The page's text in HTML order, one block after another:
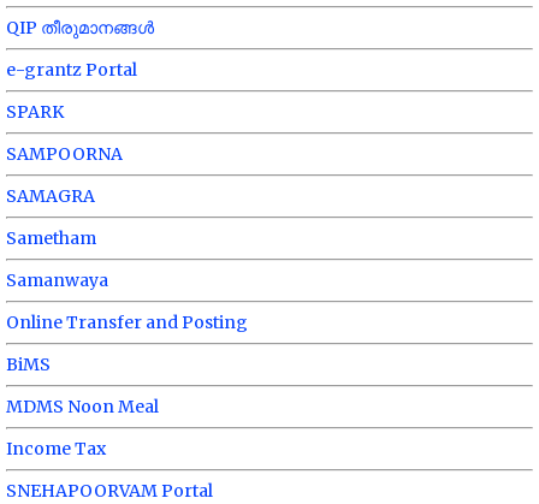
QIP തീരുമാനങ്ങൾ
e-grantz Portal
SPARK
SAMPOORNA
SAMAGRA
Sametham
Samanwaya
Online Transfer and Posting
BiMS
MDMS Noon Meal
Income Tax
SNEHAPOORVAM Portal